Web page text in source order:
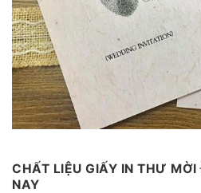
CHẤT LIỆU GIẤY IN THƯ MỜI
NAY